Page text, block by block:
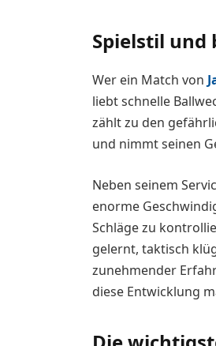
Spielstil und
Wer ein Match von
liebt schnelle
zählt zu den
und nimmt seinen
Neben seinem
enorme
Schläge zu
gelernt, taktisch
zunehmender
diese Entwicklung